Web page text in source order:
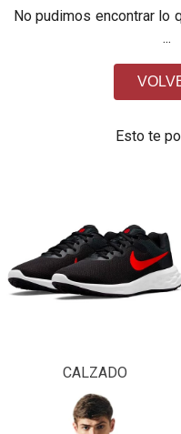
No pudimos encontrar lo
...
Esto te
CALZADO